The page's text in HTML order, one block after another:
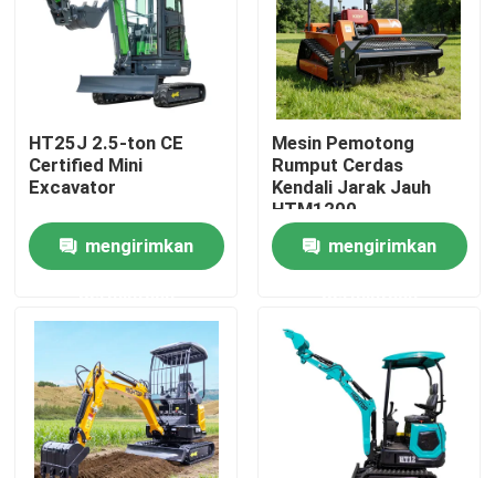
Wisata pabrik
Kontrol kualitas
Hubungi kami
Berita
Quote request suatu
Mini Ekskavator Tinggi
Excavator hidraulik kecil
HT25J 2.5-ton CE
Certified Mini
Excavator
mengirimkan
Mesin Pemotong
Rumput Cerdas
Kendali Jarak Jauh
HTM1200
mengirimkan